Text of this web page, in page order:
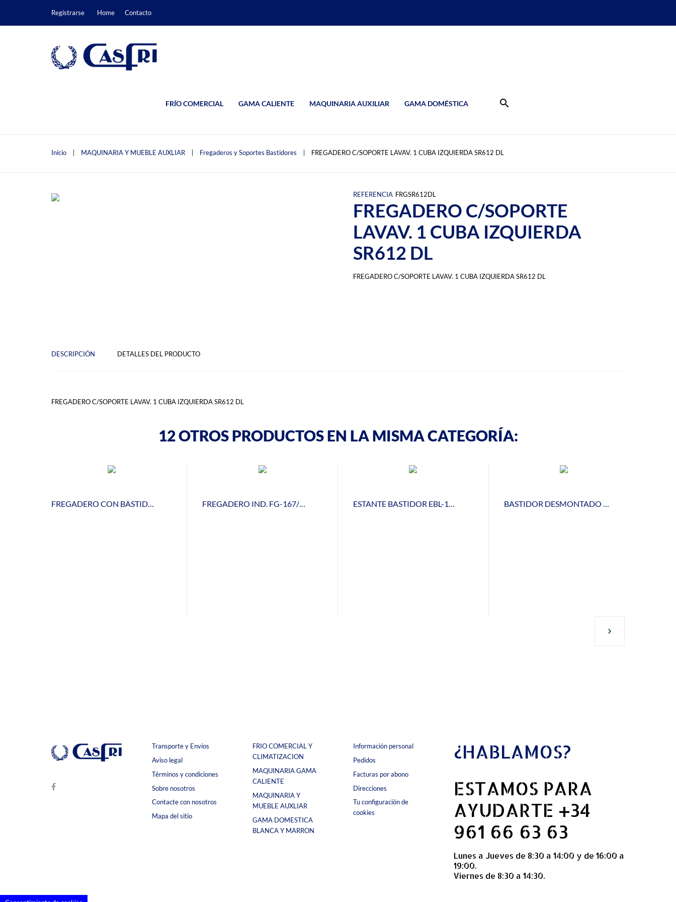
Registrarse Home Contacto
FRÍO COMERCIAL GAMA CALIENTE MAQUINARIA AUXILIAR GAMA DOMÉSTICA search
Inicio MAQUINARIA Y MUEBLE AUXLIAR Fregaderos y Soportes Bastidores FREGADERO C/SOPORTE LAVAV. 1 CUBA IZQUIERDA SR612 DL
REFERENCIA FRGSR612DL
FREGADERO C/SOPORTE
LAVAV. 1 CUBA IZQUIERDA
SR612 DL
FREGADERO C/SOPORTE LAVAV. 1 CUBA IZQUIERDA SR612 DL
DESCRIPCIÓN DETALLES DEL PRODUCTO
FREGADERO C/SOPORTE LAVAV. 1 CUBA IZQUIERDA SR612 DL
12 OTROS PRODUCTOS EN LA MISMA CATEGORÍA:
FREGADERO CON BASTIDOR MONTADO FMB147/20 FREGADERO IND. FG-167/21D - ESC. DCHA. ESTANTE BASTIDOR EBL-147 PARA LAVAVAJILLAS BASTIDOR DESMONTADO BLD-146 PARA LAVAVAJILLAS
Transporte y Envíos
Aviso legal
Términos y condiciones
Sobre nosotros
Contacte con nosotros
Mapa del sitio
FRIO COMERCIAL Y
CLIMATIZACION
MAQUINARIA GAMA
CALIENTE
MAQUINARIA Y
MUEBLE AUXLIAR
GAMA DOMESTICA
BLANCA Y MARRON
Información personal
Pedidos
Facturas por abono
Direcciones
Tu configuración de
cookies
¿HABLAMOS?
ESTAMOS PARA
AYUDARTE +34
961 66 63 63
Lunes a Jueves de 8:30 a 14:00 y de 16:00 a
19:00.
Viernes de 8:30 a 14:30.